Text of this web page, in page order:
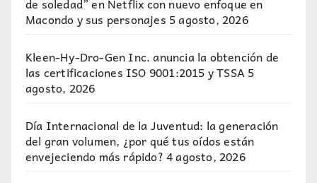
Macondo y sus personajes 5 agosto, 2026
Kleen-Hy-Dro-Gen Inc. anuncia la obtención de
las certificaciones ISO 9001:2015 y TSSA5
agosto, 2026
Día Internacional de la Juventud: la generación
del gran volumen, ¿por qué tus oídos están
envejeciendo más rápido?4 agosto, 2026